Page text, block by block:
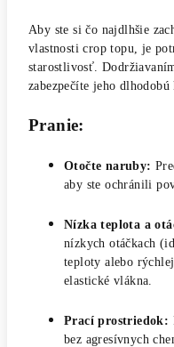
Aby ste si čo najdlhšie
vlastnosti crop topu, je
starostlivosť.
zabezpečíte jeho dlhodobú
Pranie:
Otočte naruby:
aby ste ochránili
Nízka teplota a
nízkych otáčkach
teploty alebo
elastické vlákna.
Prací prostriedok:
bez agresívnych